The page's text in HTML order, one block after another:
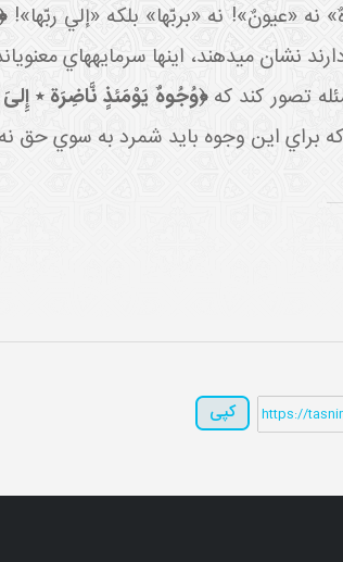
نه «عيونٌ»! نه «بربّها» بلکه «إلي ربّها»!
نشان مي دهند، اينها سرمايه هاي معنوي
تصور کند که﴿وُجُوهٌ يَوْمَئذٍ نَّاضِرَة ٭ إِلىَ‏
اين وجوه بايد شمرد به سوي حق
کپی